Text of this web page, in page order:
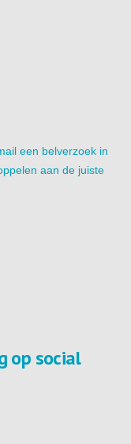
een belverzoek in
aan de juiste
op social